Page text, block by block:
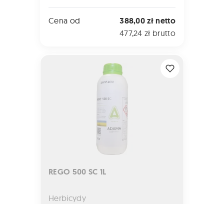
Cena od 388,00 zł netto
477,24 zł brutto
REGO 500 SC 1L
Herbicydy